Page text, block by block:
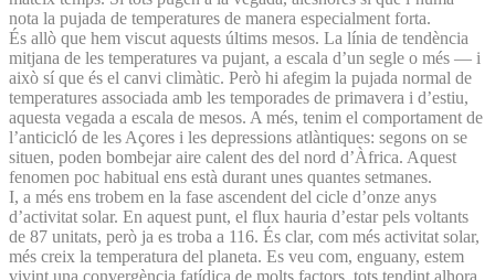
nota la pujada de temperatures de manera especialment forta.
És allò que hem viscut aquests últims mesos. La línia de tendència
mitjana de les temperatures va pujant, a escala d’un segle o més — i
això sí que és el canvi climàtic. Però hi afegim la pujada normal de
temperatures associada amb les temporades de primavera i d’estiu,
aquesta vegada a escala de mesos. A més, tenim el comportament de
l’anticicló de les Açores i les depressions atlàntiques: segons on se
situen, poden bombejar aire calent des del nord d’Àfrica. Aquest
fenomen poc habitual ens està durant unes quantes setmanes.
I, a més ens trobem en la fase ascendent del cicle d’onze anys
d’activitat solar. En aquest punt, el flux hauria d’estar pels voltants
de 87 unitats, però ja es troba a 116. És clar, com més activitat solar,
més creix la temperatura del planeta. Es veu com, enguany, estem
vivint una convergència fatídica de molts factors, tots tendint alhora